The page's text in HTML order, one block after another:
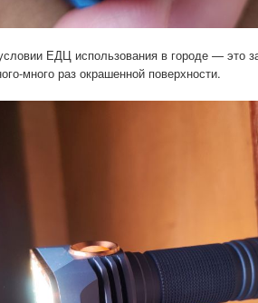
ЕДЦ использования в городе — это
много раз окрашенной поверхности.